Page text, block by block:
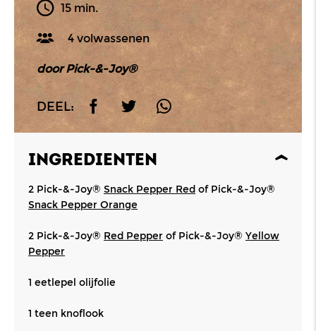
15 min.
4 volwassenen
door Pick-&-Joy®
DEEL:
INGREDIENTEN
2 Pick-&-Joy® Snack Pepper Red of Pick-&-Joy®
Snack Pepper Orange
2 Pick-&-Joy® Red Pepper of Pick-&-Joy® Yellow
Pepper
1 eetlepel olijfolie
1 teen knoflook